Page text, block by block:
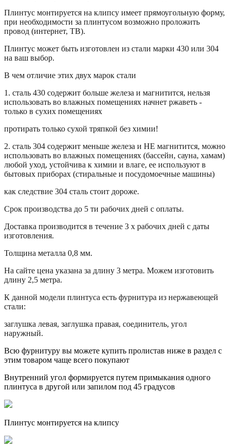
Плинтус монтируется на клипсу имеет прямоугольную форму,
при необходимости за плинтусом возможно проложить
провод (интернет, ТВ).
Плинтус может быть изготовлен из стали марки 430 или 304
на ваш выбор.
В чем отличие этих двух марок стали
1. сталь 430 содержит больше железа и магнитится, нельзя
использовать во влажных помещениях начнет ржаветь -
только в сухих помещениях
протирать только сухой тряпкой без химии!
2. сталь 304 содержит меньше железа и НЕ магнитится, можно
использовать во влажных помещениях (бассейн, сауна, хамам)
любой уход, устойчива к химии и влаге, ее используют в
бытовых приборах (стиральные и посудомоечные машины)
как следствие 304 сталь стоит дороже.
Срок производства до 5 ти рабочих дней с оплаты.
Доставка производится в течение 3 х рабочих дней с даты
изготовления.
Толщина металла 0,8 мм.
На сайте цена указана за длину 3 метра. Можем изготовить
длину 2,5 метра.
К данной модели плинтуса есть фурнитура из нержавеющей
стали:
заглушка левая, заглушка правая, соединитель, угол
наружный.
Всю фурнитуру вы можете купить пролистав ниже в раздел с
этим товаром чаще всего покупают
Внутренний угол формируется путем примыкания одного
плинтуса в другой или запилом под 45 градусов
Плинтус монтируется на клипсу